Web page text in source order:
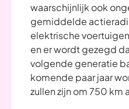
waarschijnlijk ook
gemiddelde
elektrische
en er wordt gezegd
volgende generatie
komende paar jaar
zullen zijn om 750 km